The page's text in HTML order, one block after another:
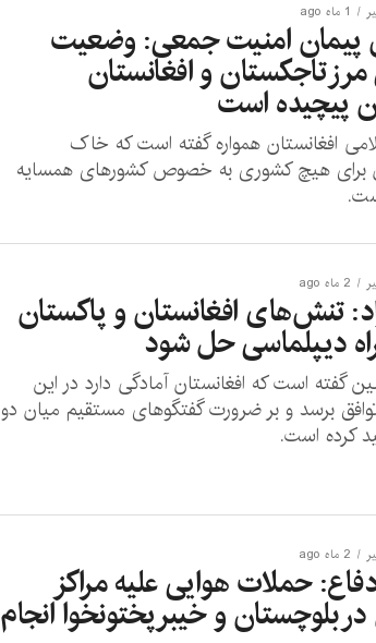
1 ماه ago
پیمان امنیت جمعی: وضعیت
مرز تاجکستان و افغانستان
پیچیده است
افغانستان همواره گفته است که خاک
برای هیچ کشوری به خصوص کشورهای همسایه
2 ماه ago
تنش‌های افغانستان و پاکستان
راه دیپلماسی حل شود
گفته است که افغانستان آمادگی دارد در این
برسد و بر ضرورت گفتگوهای مستقیم میان دو
کرده است.
2 ماه ago
حملات هوایی علیه مراکز
بلوچستان و خیبرپختونخوا انجام